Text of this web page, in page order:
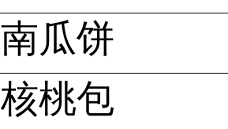
南瓜饼
核桃包